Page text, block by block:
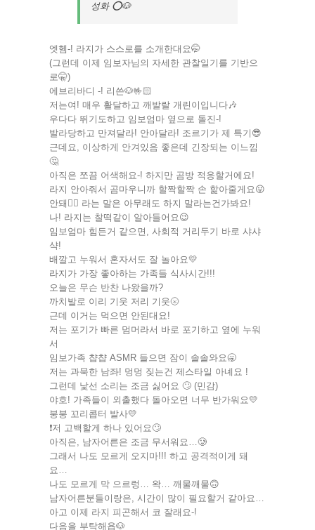
성화 ⭕️🐶
엣헴-! 라지가 스스로를 소개한대요🤭
(그런데 이제 임보자님의 자세한 관찰일기를 기반으
로🤫)
에브리바디 -! 리쓴🐶🤟🏻
저는여! 매우 활달하고 깨발랄 개린이입니다🎶
우다다 뛰기도하고 임보엄마 옆으로 돌진-!
발라당하고 만져달라! 안아달라! 조르기가 제 특기😎
근데요, 이상하게 안겨있음 좋은데 긴장되는 이느낌
🤔
아직은 쪼끔 어색해요-! 하지만 곰방 적응할거에요!
라지 안아줘서 곰마우니까 할짝할짝 손 핥아줄게요😛
안돼🖐🏻 라는 말은 아무래도 하지 말라는건가봐요!
나! 라지는 찰떡같이 알아들어요😉
임보엄마 힘든거 같으면, 사회적 거리두기 바로 샤샤
샥!
배깔고 누워서 혼자서도 잘 놀아요💛
라지가 가장 좋아하는 가족들 식사시간!!!
오늘은 무슨 반찬 나왔을까?
까치발로 이리 기웃 저리 기웃🌝
근데 이거는 먹으면 안된대요!
저는 포기가 빠른 멈머라서 바로 포기하고 옆에 누워
서
임보가족 챱챱 ASMR 들으면 잠이 솔솔와요🥱
저는 과묵한 남좌! 멍멍 짖는건 제스타일 아녜요 !
그런데 낯선 소리는 조금 싫어요 🙄 (민감)
야호! 가족들이 외출했다 돌아오면 너무 반가워요💛
붕붕 꼬리콥터 발사💛
❗️저 고백할게 하나 있어요🙄
아직은, 남자어른은 조금 무서워요…🥲
그래서 나도 모르게 오지마!!! 하고 공격적이게 돼
요…
나도 모르게 막 으르렁… 왁… 깨물깨물🙃
남자어른분들이랑은, 시간이 많이 필요할거 같아요…
아고 이제 라지 피곤해서 코 잘래요-!
다음을 부탁해욥🐶